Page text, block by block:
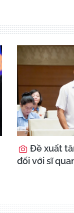
Đề xuất
đối với sĩ